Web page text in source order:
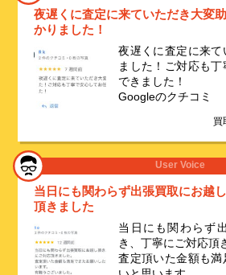
夜遅くに査定に来ていただき大変助
かりました！
夜遅くに査定に来て
ました！ご対応も
できました！
Googleのクチコミ
買
User Voice
当日にも関わらず出張買取にお越し
頂きました
当日にも関わらず
き、丁寧にご対応頂
査定頂いた金額も